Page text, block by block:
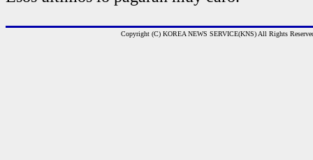
Copyright (C) KOREA NEWS SERVICE(KNS) All Rights